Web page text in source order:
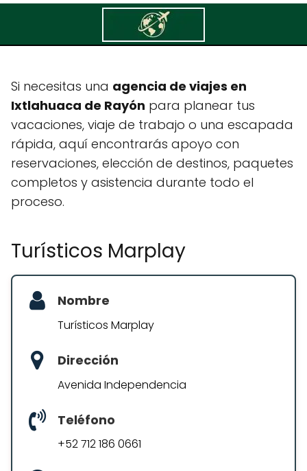
Turísticos Marplay
Si necesitas una agencia de viajes en
Ixtlahuaca de Rayón para planear tus
vacaciones, viaje de trabajo o una escapada
rápida, aquí encontrarás apoyo con
reservaciones, elección de destinos, paquetes
completos y asistencia durante todo el
proceso.
Turísticos Marplay
Nombre
Turísticos Marplay
Dirección
Avenida Independencia
Teléfono
+52 712 186 0661